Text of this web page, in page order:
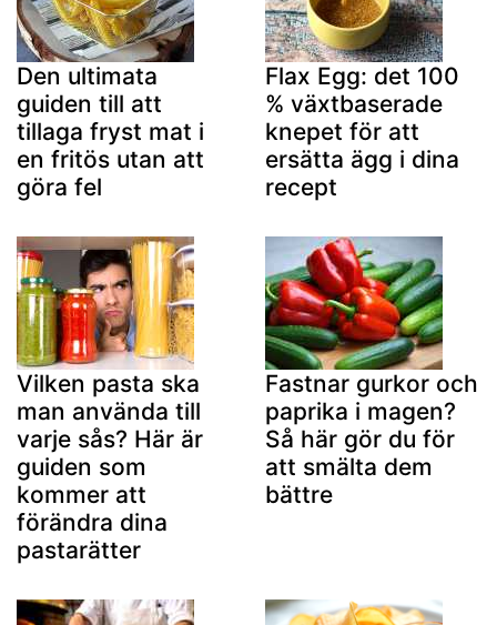
Den ultimata
guiden till att
tillaga fryst mat i
en fritös utan att
göra fel
Flax Egg: det 100
% växtbaserade
knepet för att
ersätta ägg i dina
recept
Vilken pasta ska
man använda till
varje sås? Här är
guiden som
kommer att
förändra dina
pastarätter
Fastnar gurkor och
paprika i magen?
Så här gör du för
att smälta dem
bättre